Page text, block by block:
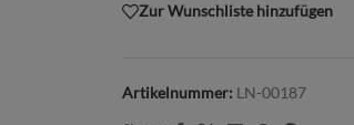
Zur Wunschliste hinzufügen
Artikelnummer: LN-00187